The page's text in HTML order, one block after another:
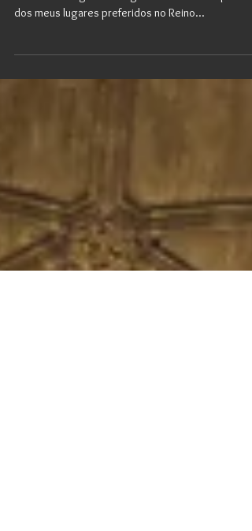
Hever Castle pre-wedding
Mais uma vez eu uni duas paixões em um único
dos meus lugares preferidos no Reino...